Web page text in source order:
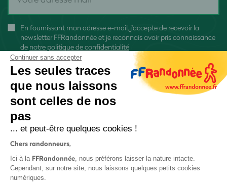
En fournissant mon adresse e-mail, j'accepte de recevoir la
newsletter FFRandonnée et je reconnais avoir pris connaissance
de notre politique de confidentialité
Continuer sans accepter
Les seules traces
que nous laissons
sont celles de nos
pas
... et peut-être quelques cookies !
Chers randonneurs,
Ici à la FFRandonnée, nous préférons laisser la nature intacte.
Cependant, sur notre site, nous laissons quelques petits cookies
numériques.